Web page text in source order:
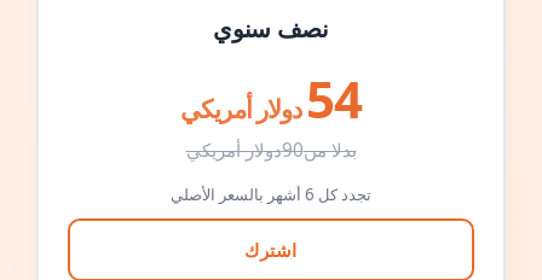
نصف سنوي
54 دولار أمريكي
بدلا من90دولار أمريكي
تجدد كل 6 أشهر بالسعر الأصلي
اشترك